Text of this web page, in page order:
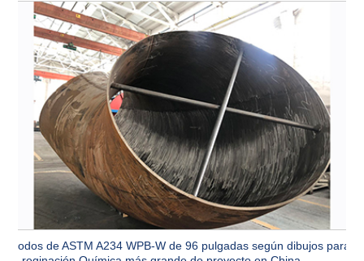
Codos de ASTM A234 WPB-W de 96 pulgadas según dibujos para